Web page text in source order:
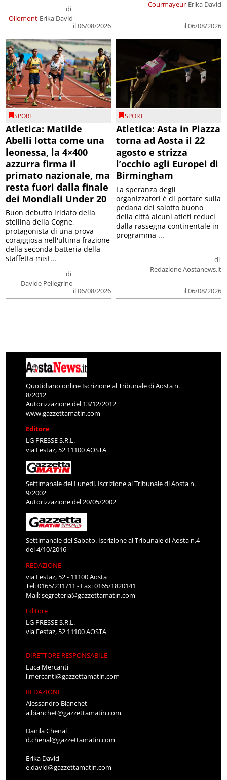
Ollomont
di
Erika David
il 06/08/2026
Courmayeur Erika David
il 06/08/2026
SPORT
Atletica: Matilde
Abelli lotta come una
leonessa, la 4×400
azzurra firma il
primato nazionale, ma
resta fuori dalla finale
dei Mondiali Under 20
di
Davide Pellegrino
il 06/08/2026
Buon debutto iridato della
stellina della Cogne,
protagonista di una prova
coraggiosa nell'ultima frazione
della seconda batteria della
staffetta mist...
SPORT
Atletica: Asta in Piazza
torna ad Aosta il 22
agosto e strizza
l’occhio agli Europei di
Birmingham
di
Redazione Aostanews.it
il 06/08/2026
La speranza degli
organizzatori è di portare sulla
pedana del salotto buono
della città alcuni atleti reduci
dalla rassegna continentale in
programma ...
Quotidiano online Iscrizione al Tribunale di Aosta n.
8/2012
Autorizzazione del 13/12/2012
www.gazzettamatin.com
Editore
LG PRESSE S.R.L.
via Festaz, 52 11100 AOSTA
Settimanale del Lunedì. Iscrizione al Tribunale di Aosta n.
9/2002
Autorizzazione del 20/05/2002
Settimanale del Sabato. Iscrizione al Tribunale di Aosta n.4
del 4/10/2016
REDAZIONE
via Festaz, 52 - 11100 Aosta
Tel: 0165/231711 - Fax: 0165/1820141
Mail:segreteria@gazzettamatin.com
Editore
LG PRESSE S.R.L.
via Festaz, 52 11100 AOSTA
DIRETTORE RESPONSABILE
Luca Mercanti
l.mercanti@gazzettamatin.com
REDAZIONE
Alessandro Bianchet
a.bianchet@gazzettamatin.com
Danila Chenal
d.chenal@gazzettamatin.com
Erika David
e.david@gazzettamatin.com